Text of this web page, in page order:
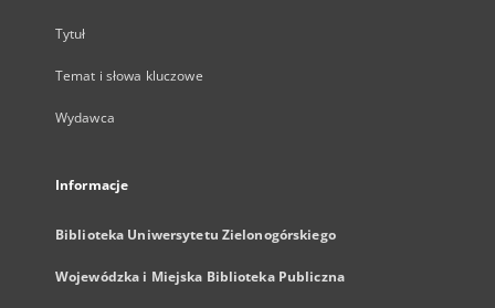
Tytuł
Temat i słowa kluczowe
Wydawca
Informacje
Biblioteka Uniwersytetu Zielonogórskiego
Wojewódzka i Miejska Biblioteka Publiczna